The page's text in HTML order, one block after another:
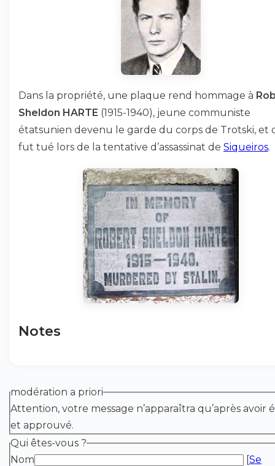
Dans la propriété, une plaque rend hommage à
Sheldon HARTE (1915-1940), jeune communiste
étatsunien devenu le garde du corps de Trotski, et
fut tué lors de la tentative d’assassinat de Siqueiros.
Notes
modération a priori
Attention, votre message n’apparaîtra qu’après avoir
et approuvé.
Qui êtes-vous ?
Nom
[Se